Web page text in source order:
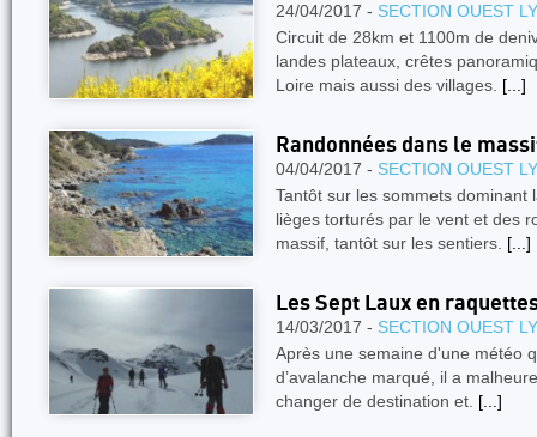
24/04/2017 - SECTION OUEST
Circuit de 28km et 1100m de
landes plateaux, crêtes
Loire mais aussi des villages. [...]
Randonnées dans le
04/04/2017 - SECTION OUEST
Tantôt sur les sommets dominant
lièges torturés par le vent et des
massif, tantôt sur les sentiers. [...]
Les Sept Laux en
14/03/2017 - SECTION OUEST
Après une semaine d'une météo
d’avalanche marqué, il a
changer de destination et. [...]